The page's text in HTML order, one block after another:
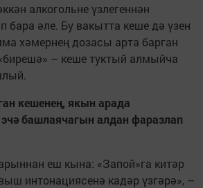
алкогольне үзлегеннән
әле. Бу вакытта кеше дә үзен
хәмернең дозасы арта барган
– кеше туктый алмыйча
кешенең, якын арада
башлаячагын алдан фаразлап
еш кына: «Запой»га китәр
интонациясенә кадәр үзгәрә», –